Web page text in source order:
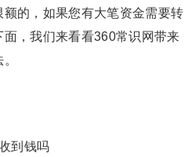
的，如果您有大笔资金需要转
，我们来看看360常识网带来
到钱吗